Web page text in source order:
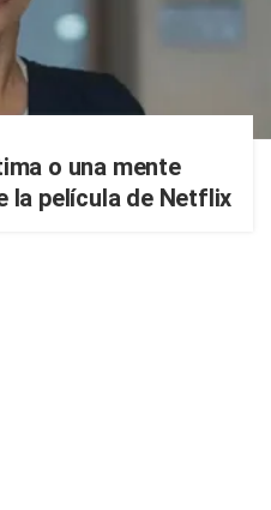
o una mente
la película de Netflix